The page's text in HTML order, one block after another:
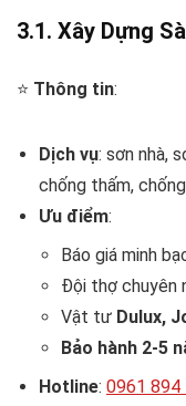
3.1. Xây Dựng
⭐ Thông tin:
Dịch vụ: sơn nhà,
chống thấm,
Ưu điểm:
Báo giá minh
Đội thợ chuyên
Vật tư Dulux,
Bảo hành 2-5
Hotline: 0961 894